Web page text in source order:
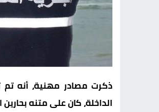
ذكرت مصادر مهنية، أنه تم
الداخلة، كان على متنه